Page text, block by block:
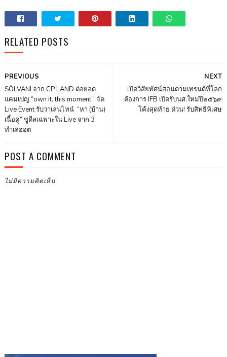
RELATED POSTS
NEXT
เปิดวิสัยทัศน์สอนตามเทรนด์ที่โลก
ต้องการ IFB เปิดรับนศ.ใหม่ปี๒๕๖๙
โค้งสุดท้าย ด่วน! รับสิทธิพิเศษ
PREVIOUS
SŌLVANI จาก CP LAND ต่อยอด
แคมเปญ “own it. this moment.” จัด
Live Event รับวาเลนไทน์ “หา (บ้าน)
เนื้อคู่” ชูดีลเฉพาะใน Live จาก 3
ทำเลฮอต
POST A COMMENT
ไม่มีความคิดเห็น